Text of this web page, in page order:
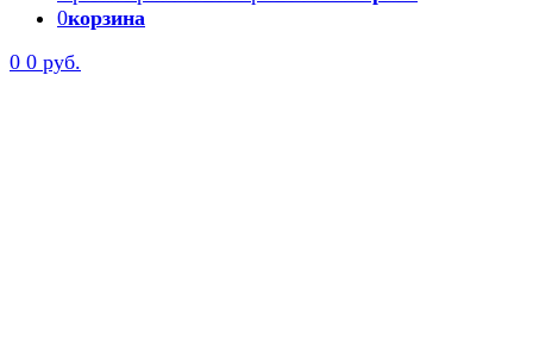
0корзина
0 0 руб.